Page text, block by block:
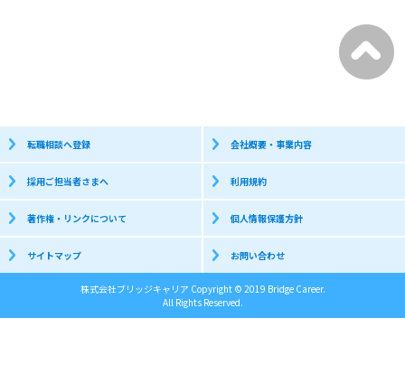
転職相談へ登録 会社概要・事業内容
採用ご担当者さまへ 利用規約
著作権・リンクについて 個人情報保護方針
サイトマップ お問い合わせ
株式会社ブリッジキャリア Copyright © 2019 Bridge Career.
All Rights Reserved.